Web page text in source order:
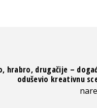
hrabro, drugačije –
oduševio kreativnu